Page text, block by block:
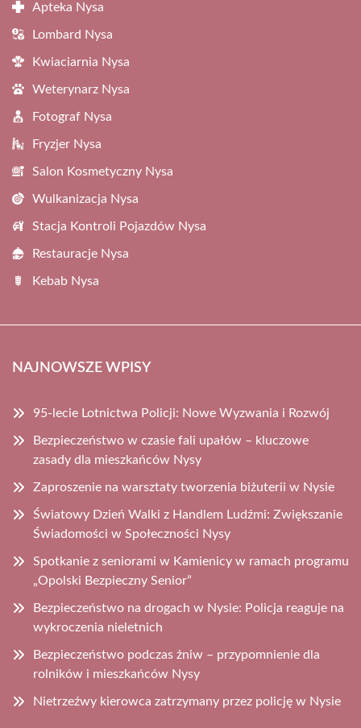
Apteka Nysa
Lombard Nysa
Kwiaciarnia Nysa
Weterynarz Nysa
Fotograf Nysa
Fryzjer Nysa
Salon Kosmetyczny Nysa
Wulkanizacja Nysa
Stacja Kontroli Pojazdów Nysa
Restauracje Nysa
Kebab Nysa
NAJNOWSZE WPISY
95-lecie Lotnictwa Policji: Nowe Wyzwania i Rozwój
Bezpieczeństwo w czasie fali upałów – kluczowe
zasady dla mieszkańców Nysy
Zaproszenie na warsztaty tworzenia biżuterii w Nysie
Światowy Dzień Walki z Handlem Ludźmi: Zwiększanie
Świadomości w Społeczności Nysy
Spotkanie z seniorami w Kamienicy w ramach programu
„Opolski Bezpieczny Senior”
Bezpieczeństwo na drogach w Nysie: Policja reaguje na
wykroczenia nieletnich
Bezpieczeństwo podczas żniw – przypomnienie dla
rolników i mieszkańców Nysy
Nietrzeźwy kierowca zatrzymany przez policję w Nysie